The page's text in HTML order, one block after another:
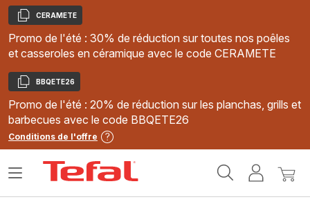
Copier
CERAMETE
Promo de l'été : 30% de réduction sur toutes nos poêles
et casseroles en céramique avec le code CERAMETE
Copier
BBQETE26
Promo de l'été : 20% de réduction sur les planchas, grills et
barbecues avec le code BBQETE26
Conditions de l'offre
MonMon
Ouvrir